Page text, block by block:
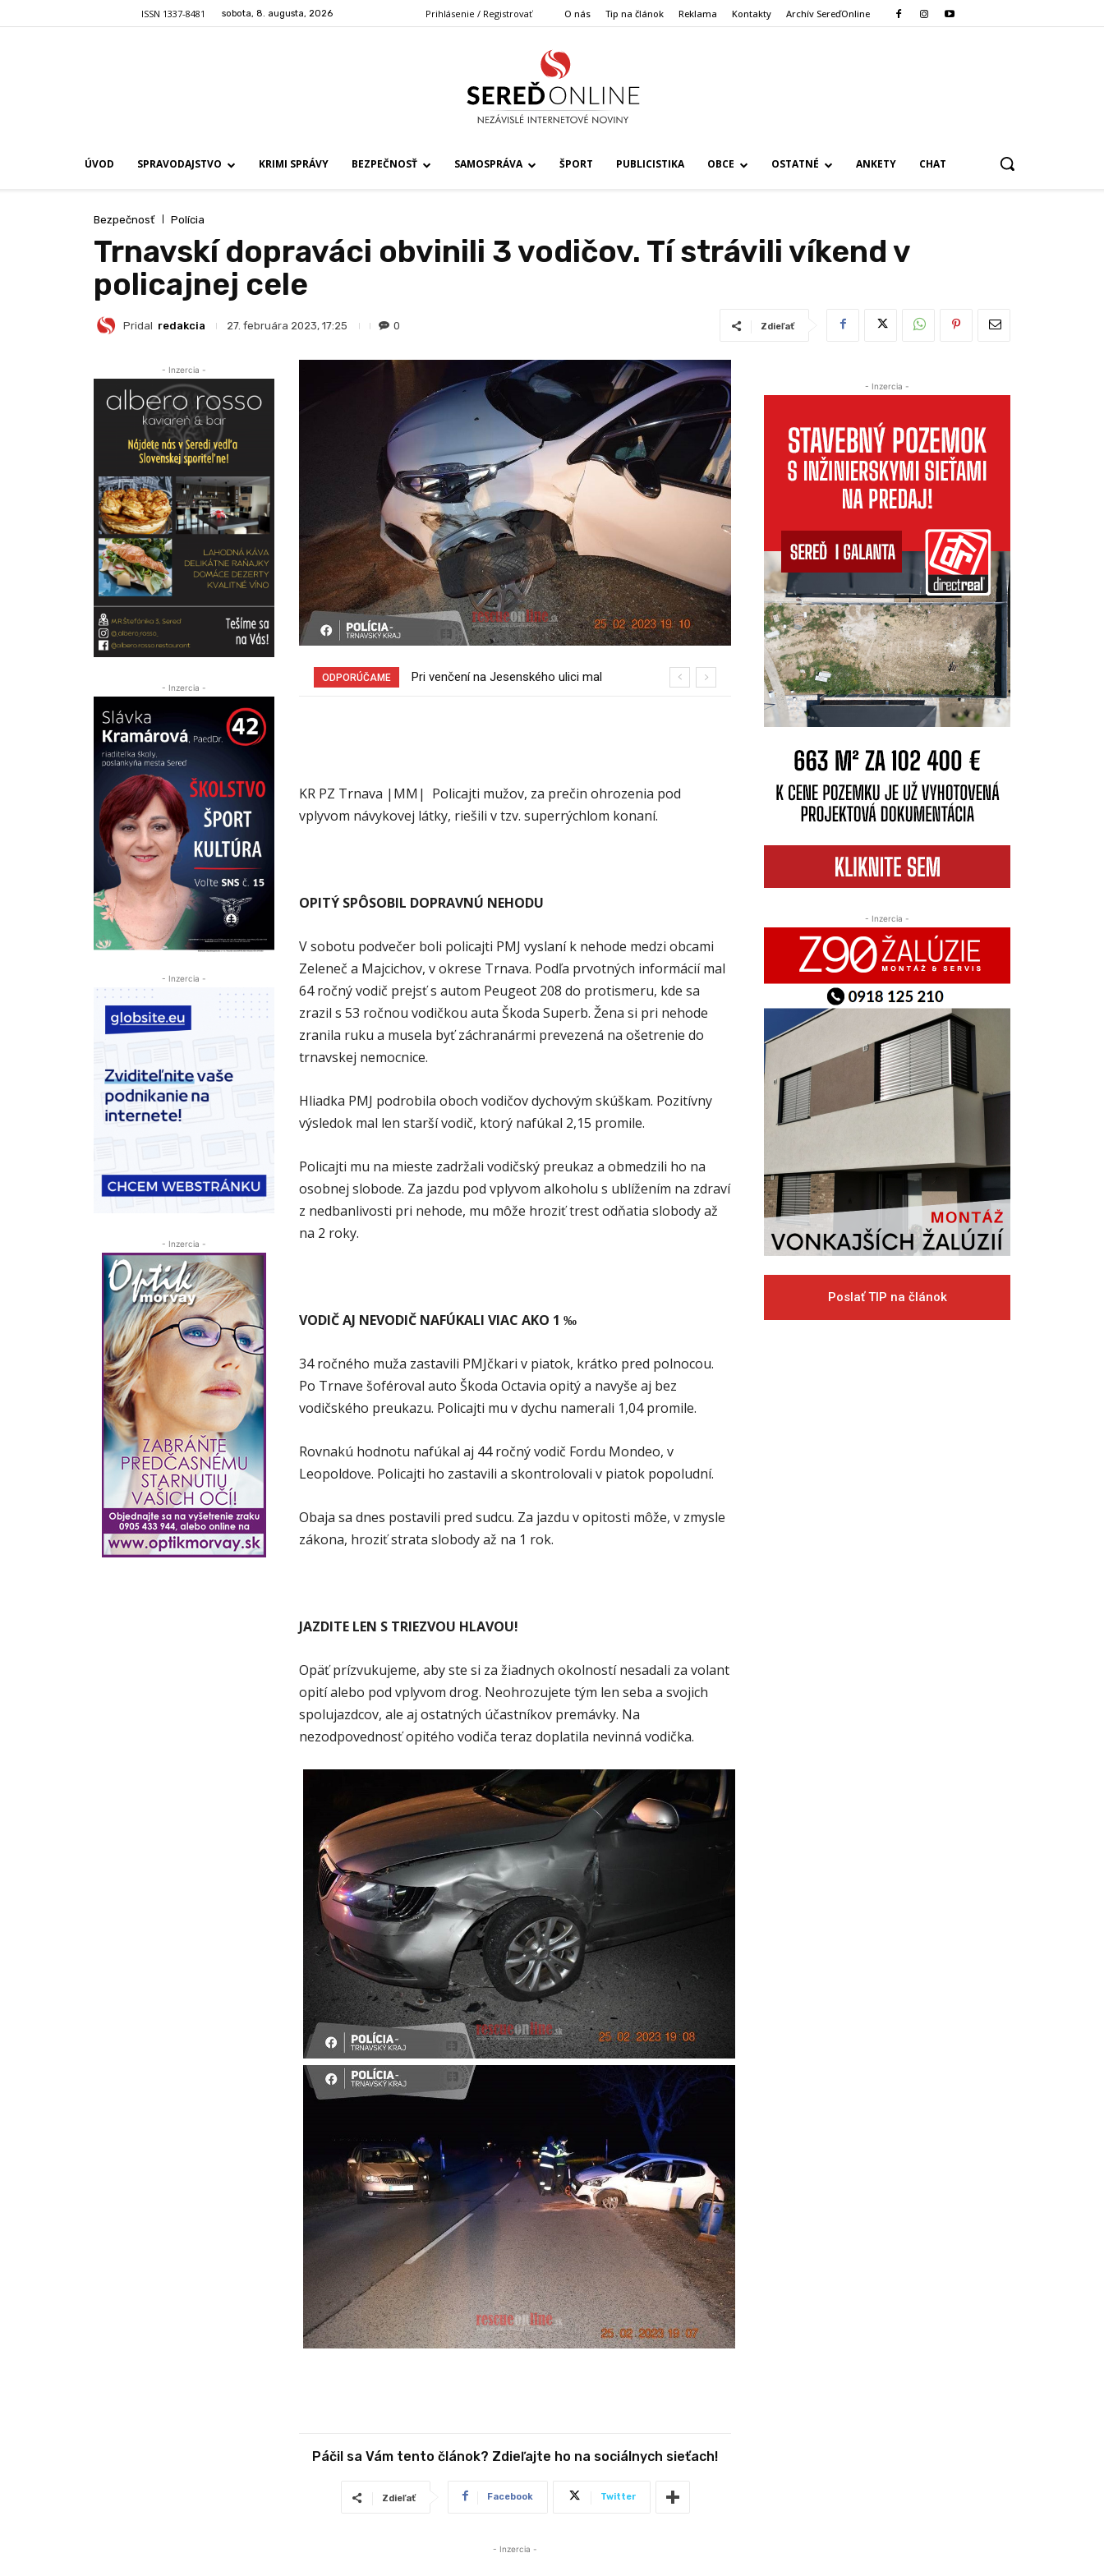
ISSN 1337-8481 sobota, 8. augusta, 2026 Prihlásenie / Registrovať O nás Tip na článok Reklama Kontakty Archív SereďOnline
ÚVOD SPRAVODAJSTVO KRIMI SPRÁVY BEZPEČNOSŤ SAMOSPRÁVA ŠPORT PUBLICISTIKA OBCE OSTATNÉ ANKETY CHAT
Bezpečnosť Polícia
Trnavskí dopraváci obvinili 3 vodičov. Tí strávili víkend v
policajnej cele
Pridal redakcia 27. februára 2023, 17:25 0 Zdieľať
- Inzercia -
- Inzercia -
- Inzercia -
- Inzercia -
ODPORÚČAME
Pri venčení na Jesenského ulici mal
70 rokov od založenia podniku
KR PZ Trnava |MM| Policajti mužov, za prečin ohrozenia pod
vplyvom návykovej látky, riešili v tzv. superrýchlom konaní.
OPITÝ SPÔSOBIL DOPRAVNÚ NEHODU
V sobotu podvečer boli policajti PMJ vyslaní k nehode medzi obcami
Zeleneč a Majcichov, v okrese Trnava. Podľa prvotných informácií mal
64 ročný vodič prejsť s autom Peugeot 208 do protismeru, kde sa
zrazil s 53 ročnou vodičkou auta Škoda Superb. Žena si pri nehode
zranila ruku a musela byť záchranármi prevezená na ošetrenie do
trnavskej nemocnice.
Hliadka PMJ podrobila oboch vodičov dychovým skúškam. Pozitívny
výsledok mal len starší vodič, ktorý nafúkal 2,15 promile.
Policajti mu na mieste zadržali vodičský preukaz a obmedzili ho na
osobnej slobode. Za jazdu pod vplyvom alkoholu s ublížením na zdraví
z nedbanlivosti pri nehode, mu môže hroziť trest odňatia slobody až
na 2 roky.
VODIČ AJ NEVODIČ NAFÚKALI VIAC AKO 1 ‰
34 ročného muža zastavili PMJčkari v piatok, krátko pred polnocou.
Po Trnave šoféroval auto Škoda Octavia opitý a navyše aj bez
vodičského preukazu. Policajti mu v dychu namerali 1,04 promile.
Rovnakú hodnotu nafúkal aj 44 ročný vodič Fordu Mondeo, v
Leopoldove. Policajti ho zastavili a skontrolovali v piatok popoludní.
Obaja sa dnes postavili pred sudcu. Za jazdu v opitosti môže, v zmysle
zákona, hroziť strata slobody až na 1 rok.
JAZDITE LEN S TRIEZVOU HLAVOU!
Opäť prízvukujeme, aby ste si za žiadnych okolností nesadali za volant
opití alebo pod vplyvom drog. Neohrozujete tým len seba a svojich
spolujazdcov, ale aj ostatných účastníkov premávky. Na
nezodpovednosť opitého vodiča teraz doplatila nevinná vodička.
Páčil sa Vám tento článok? Zdieľajte ho na sociálnych sieťach!
Zdieľať Facebook Twitter
- Inzercia -
- Inzercia -
- Inzercia -
Poslať TIP na článok